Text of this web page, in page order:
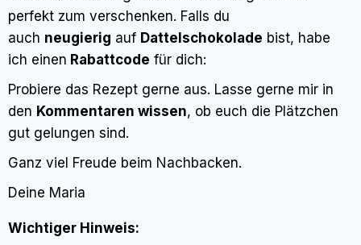
perfekt zum verschenken. Falls du
auch neugierig auf Dattelschokolade bist, habe
ich einen Rabattcode für dich:
Probiere das Rezept gerne aus. Lasse gerne mir in
den Kommentaren wissen, ob euch die Plätzchen
gut gelungen sind.
Ganz viel Freude beim Nachbacken.
Deine Maria
Wichtiger Hinweis: